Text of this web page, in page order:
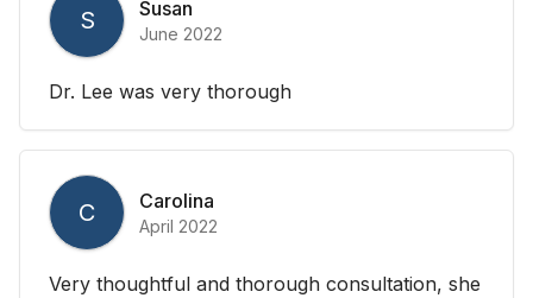
S Susan
June 2022
Dr. Lee was very thorough
C Carolina
April 2022
Very thoughtful and thorough consultation, she